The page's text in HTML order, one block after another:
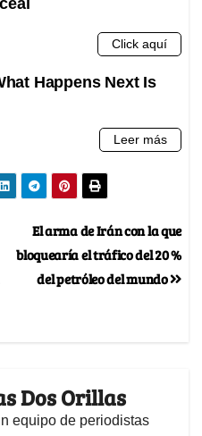
El arma de Irán con la que
bloquearía el tráfico del 20 %
del petróleo del mundo
Dos Orillas
equipo de periodistas